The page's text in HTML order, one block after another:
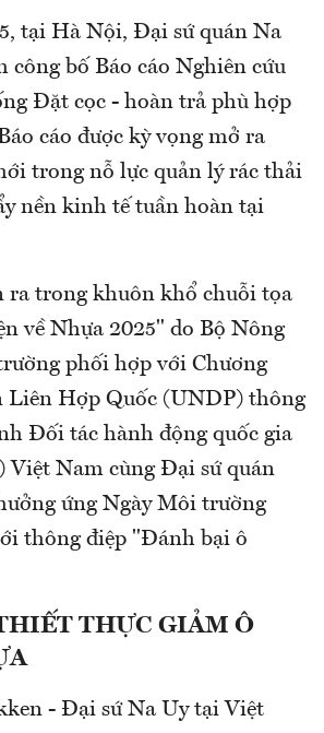
tại Hà Nội, Đại sứ quán Na
công bố Báo cáo Nghiên cứu
Đặt cọc - hoàn trả phù hợp
cáo được kỳ vọng mở ra
trong nỗ lực quản lý rác thải
nền kinh tế tuần hoàn tại
ra trong khuôn khổ chuỗi tọa
về Nhựa 2025" do Bộ Nông
phối hợp với Chương
Hợp Quốc (UNDP) thông
Đối tác hành động quốc gia
Việt Nam cùng Đại sứ quán
ứng Ngày Môi trường
thông điệp "Đánh bại ô
THỰC GIẢM Ô
- Đại sứ Na Uy tại Việt